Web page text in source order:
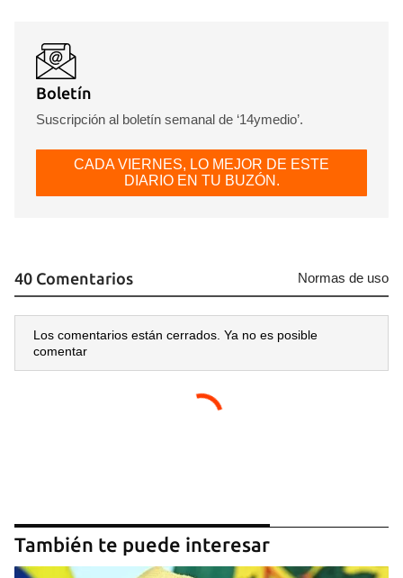
Boletín
Suscripción al boletín semanal de ‘14ymedio’.
CADA VIERNES, LO MEJOR DE ESTE
DIARIO EN TU BUZÓN.
40 Comentarios Normas de uso
Los comentarios están cerrados. Ya no es posible
comentar
También te puede interesar